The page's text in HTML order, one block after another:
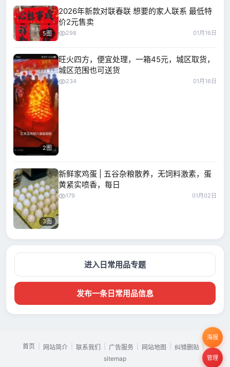
5图
2026年新款对联春联 想要的家人联系 最低特
价2元售卖
298 01月16日
2图
旺火四方，便宜处理，一箱45元，城区取货，
城区范围也可送货
234 01月16日
3图
新鲜家鸡蛋 | 五谷杂粮散养，无饲料激素，蛋
黄紧实喷香，每日
179 01月02日
进入日常用品专题
发布一条日常用品信息
海报
管理
首页 网站简介 联系我们 广告服务 网站地图 纠错删贴 |
sitemap